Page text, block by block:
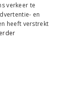
verkeer te
en
heeft verstrekt